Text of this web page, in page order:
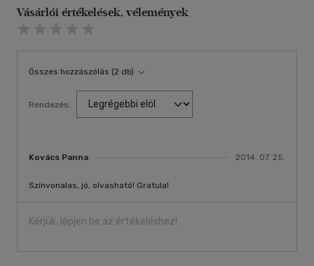
Vásárlói értékelések, vélemények
Összes hozzászólás (2 db)
Rendezés:
Kovács Panna 2014. 07. 25.
Színvonalas, jó, olvasható! Gratula!
Kérjük, lépjen be az értékeléshez!